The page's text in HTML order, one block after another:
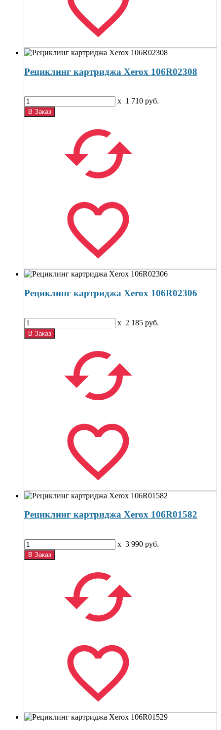
Рециклинг картриджа Xerox 106R02308
x 1 710 руб.
Рециклинг картриджа Xerox 106R02306
x 2 185 руб.
Рециклинг картриджа Xerox 106R01582
x 3 990 руб.